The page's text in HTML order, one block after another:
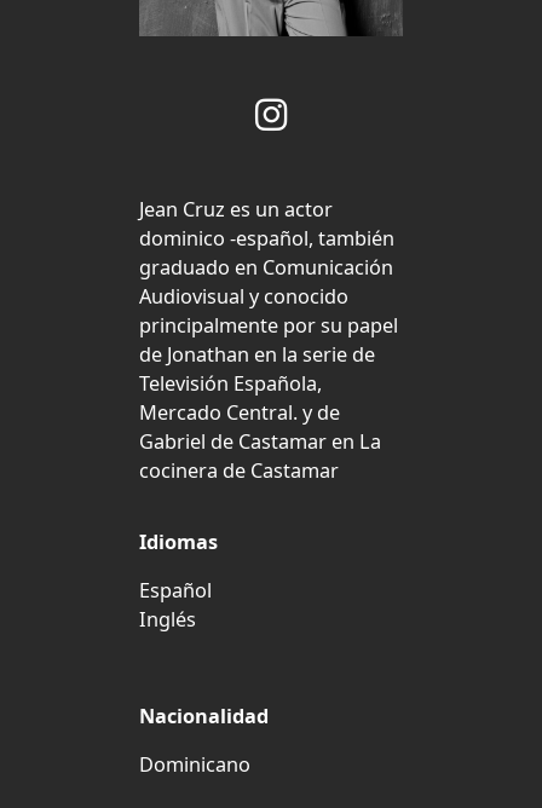
Jean Cruz es un actor
dominico -español, también
graduado en Comunicación
Audiovisual​ y conocido
principalmente por su papel
de Jonathan en la serie de
Televisión Española,
Mercado Central.​ y de
Gabriel de Castamar en La
cocinera de Castamar
Idiomas
Español
Inglés
Nacionalidad
Dominicano